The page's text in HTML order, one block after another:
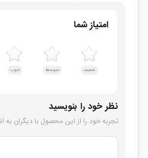
امتیاز شما
ضعیف متوسط خوب
نظر خود را بنویسید
تجربه خود را از این محصول با دیگران به